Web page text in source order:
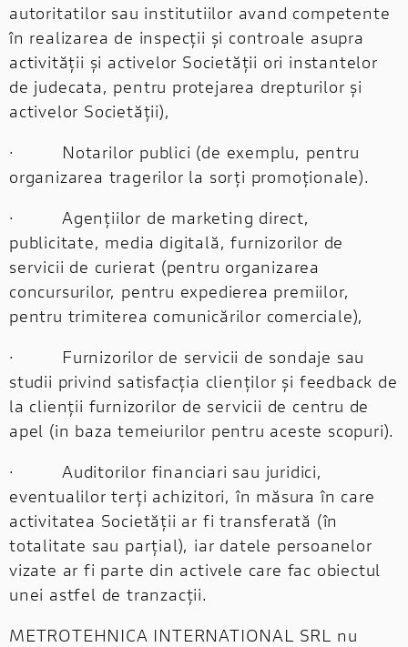
autoritatilor sau institutiilor avand competente
în realizarea de inspecții și controale asupra
activității și activelor Societății ori instantelor
de judecata, pentru protejarea drepturilor și
activelor Societății),
· Notarilor publici (de exemplu, pentru
organizarea tragerilor la sorți promoționale).
· Agențiilor de marketing direct,
publicitate, media digitală, furnizorilor de
servicii de curierat (pentru organizarea
concursurilor, pentru expedierea premiilor,
pentru trimiterea comunicărilor comerciale),
· Furnizorilor de servicii de sondaje sau
studii privind satisfacția clienților și feedback de
la clienții furnizorilor de servicii de centru de
apel (in baza temeiurilor pentru aceste scopuri).
· Auditorilor financiari sau juridici,
eventualilor terți achizitori, în măsura în care
activitatea Societății ar fi transferată (în
totalitate sau parțial), iar datele persoanelor
vizate ar fi parte din activele care fac obiectul
unei astfel de tranzacții.
METROTEHNICA INTERNATIONAL SRL nu